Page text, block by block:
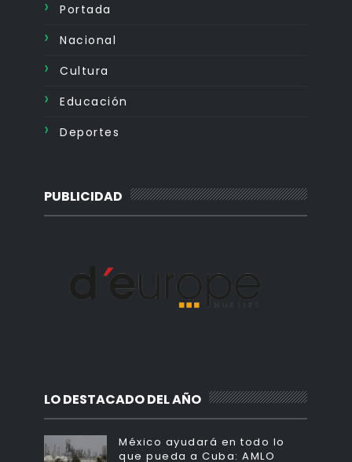
Portada
Nacional
Cultura
Educación
Deportes
PUBLICIDAD
LO DESTACADO DEL AÑO
México ayudará en todo lo
que pueda a Cuba: AMLO